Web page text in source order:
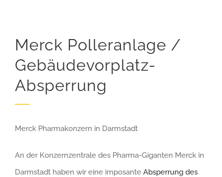
Merck Polleranlage /
Gebäudevorplatz-
Absperrung
Merck Pharmakonzern in Darmstadt
An der Konzernzentrale des Pharma-Giganten Merck in
Darmstadt haben wir eine imposante Absperrung des